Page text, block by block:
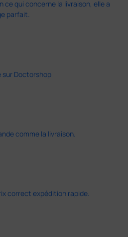
ce qui concerne la livraison, elle a
parfait.
sur Doctorshop
comme la livraison.
correct expédition rapide.